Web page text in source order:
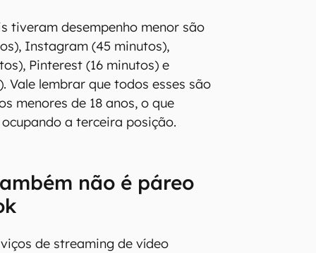
tiveram desempenho menor são
Instagram (45 minutos),
Pinterest (16 minutos) e
Vale lembrar que todos esses são
menores de 18 anos, o que
a terceira posição.
não é páreo
de streaming de vídeo